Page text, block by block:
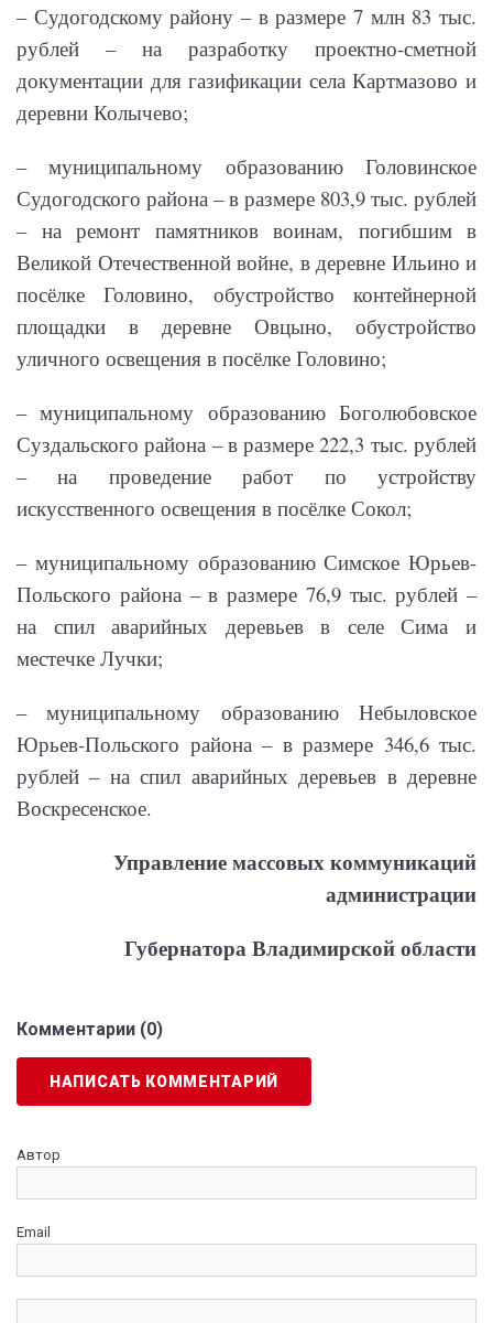
– Судогодскому району – в размере 7 млн 83 тыс.
рублей – на разработку проектно-сметной
документации для газификации села Картмазово и
деревни Колычево;
– муниципальному образованию Головинское
Судогодского района – в размере 803,9 тыс. рублей
– на ремонт памятников воинам, погибшим в
Великой Отечественной войне, в деревне Ильино и
посёлке Головино, обустройство контейнерной
площадки в деревне Овцыно, обустройство
уличного освещения в посёлке Головино;
– муниципальному образованию Боголюбовское
Суздальского района – в размере 222,3 тыс. рублей
– на проведение работ по устройству
искусственного освещения в посёлке Сокол;
– муниципальному образованию Симское Юрьев-
Польского района – в размере 76,9 тыс. рублей –
на спил аварийных деревьев в селе Сима и
местечке Лучки;
– муниципальному образованию Небыловское
Юрьев-Польского района – в размере 346,6 тыс.
рублей – на спил аварийных деревьев в деревне
Воскресенское.
Управление массовых коммуникаций
администрации
Губернатора Владимирской области
Комментарии (0)
НАПИСАТЬ КОММЕНТАРИЙ
Автор
Email